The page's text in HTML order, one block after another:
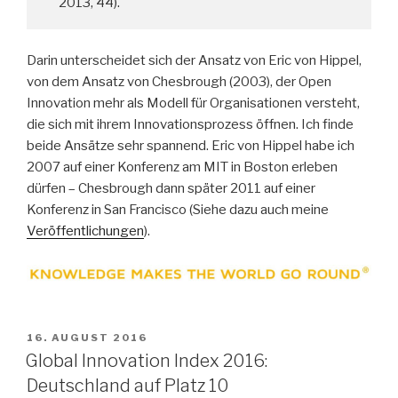
Darin unterscheidet sich der Ansatz von Eric von Hippel,
von dem Ansatz von Chesbrough (2003), der Open
Innovation mehr als Modell für Organisationen versteht,
die sich mit ihrem Innovationsprozess öffnen. Ich finde
beide Ansätze sehr spannend. Eric von Hippel habe ich
2007 auf einer Konferenz am MIT in Boston erleben
dürfen – Chesbrough dann später 2011 auf einer
Konferenz in San Francisco (Siehe dazu auch meine
Veröffentlichungen).
VERÖFFENTLICHT
AM
16. AUGUST 2016
Global Innovation Index 2016:
Deutschland auf Platz 10